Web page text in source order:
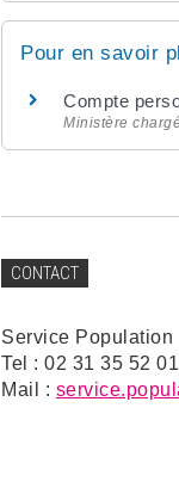
Pour en savoir
Compte
Ministère
CONTACT
Service Population
Tel : 02 31 35 52 01
Mail :